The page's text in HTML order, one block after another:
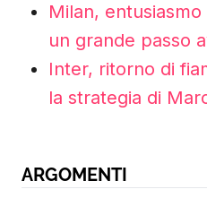
Milan,
un grande passo
Inter, ritorno di
la strategia di
ARGOMENTI